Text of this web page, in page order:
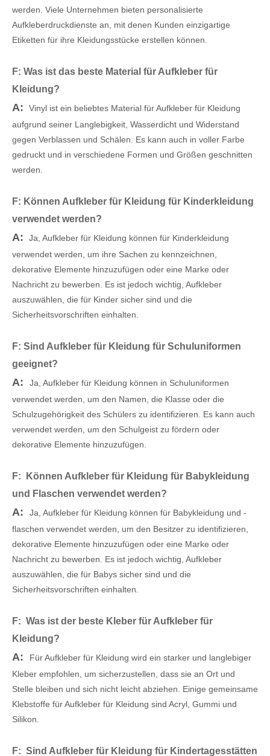
werden. Viele Unternehmen bieten personalisierte
Aufkleberdruckdienste an, mit denen Kunden einzigartige
Etiketten für ihre Kleidungsstücke erstellen können.
F: Was ist das beste Material für Aufkleber für
Kleidung?
A:
Vinyl ist ein beliebtes Material für Aufkleber für Kleidung
aufgrund seiner Langlebigkeit, Wasserdicht und Widerstand
gegen Verblassen und Schälen. Es kann auch in voller Farbe
gedruckt und in verschiedene Formen und Größen geschnitten
werden.
F: Können Aufkleber für Kleidung für Kinderkleidung
verwendet werden?
A:
Ja, Aufkleber für Kleidung können für Kinderkleidung
verwendet werden, um ihre Sachen zu kennzeichnen,
dekorative Elemente hinzuzufügen oder eine Marke oder
Nachricht zu bewerben. Es ist jedoch wichtig, Aufkleber
auszuwählen, die für Kinder sicher sind und die
Sicherheitsvorschriften einhalten.
F: Sind Aufkleber für Kleidung für Schuluniformen
geeignet?
A:
Ja, Aufkleber für Kleidung können in Schuluniformen
verwendet werden, um den Namen, die Klasse oder die
Schulzugehörigkeit des Schülers zu identifizieren. Es kann auch
verwendet werden, um den Schulgeist zu fördern oder
dekorative Elemente hinzuzufügen.
F: Können Aufkleber für Kleidung für Babykleidung
und Flaschen verwendet werden?
A:
Ja, Aufkleber für Kleidung können für Babykleidung und -
flaschen verwendet werden, um den Besitzer zu identifizieren,
dekorative Elemente hinzuzufügen oder eine Marke oder
Nachricht zu bewerben. Es ist jedoch wichtig, Aufkleber
auszuwählen, die für Babys sicher sind und die
Sicherheitsvorschriften einhalten.
F: Was ist der beste Kleber für Aufkleber für
Kleidung?
A:
Für Aufkleber für Kleidung wird ein starker und langlebiger
Kleber empfohlen, um sicherzustellen, dass sie an Ort und
Stelle bleiben und sich nicht leicht abziehen. Einige gemeinsame
Klebstoffe für Aufkleber für Kleidung sind Acryl, Gummi und
Silikon.
F: Sind Aufkleber für Kleidung für Kindertagesstätten